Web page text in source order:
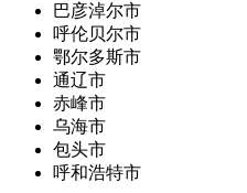
巴彦淖尔市
呼伦贝尔市
鄂尔多斯市
通辽市
赤峰市
乌海市
包头市
呼和浩特市